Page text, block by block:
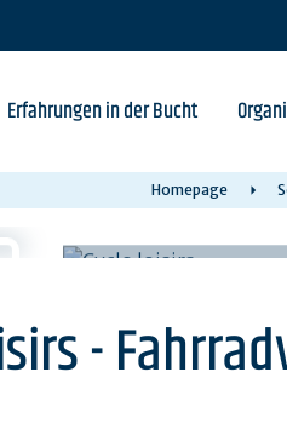
Erfahrungen in der Bucht
Homepage
-